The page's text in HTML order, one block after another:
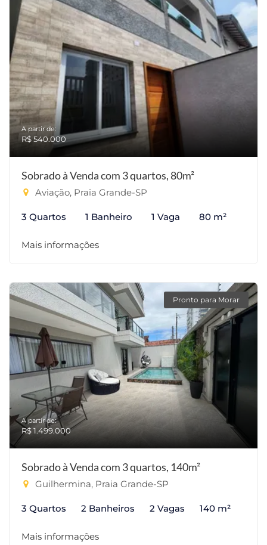
A partir de:
R$ 540.000
Sobrado à Venda com 3 quartos, 80m²
Aviação, Praia Grande-SP
3 Quartos 1 Banheiro 1 Vaga 80 m²
Mais informações
Pronto para Morar
A partir de:
R$ 1.499.000
Sobrado à Venda com 3 quartos, 140m²
Guilhermina, Praia Grande-SP
3 Quartos 2 Banheiros 2 Vagas 140 m²
Mais informações